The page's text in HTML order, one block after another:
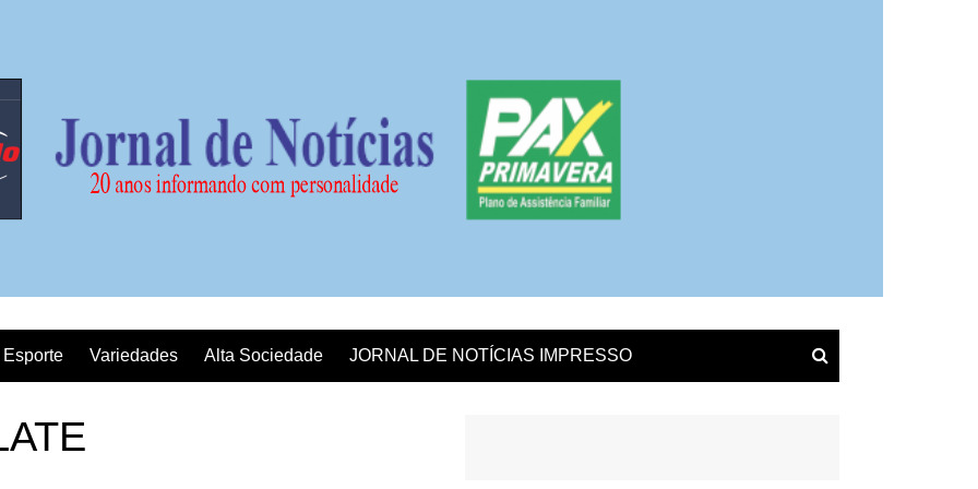
Esporte Variedades Alta Sociedade JORNAL DE NOTÍCIAS IMPRESSO